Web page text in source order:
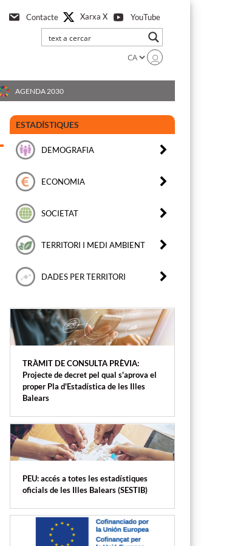
Contacte Xarxa X YouTube
AGENDA 2030
ESTADÍSTIQUES
DEMOGRAFIA
ECONOMIA
SOCIETAT
TERRITORI I MEDI AMBIENT
DADES PER TERRITORI
TRÀMIT DE CONSULTA PRÈVIA:
Projecte de decret pel qual s'aprova el
proper Pla d'Estadística de les Illes
Balears
PEU: accés a totes les estadístiques
oficials de les Illes Balears (SESTIB)